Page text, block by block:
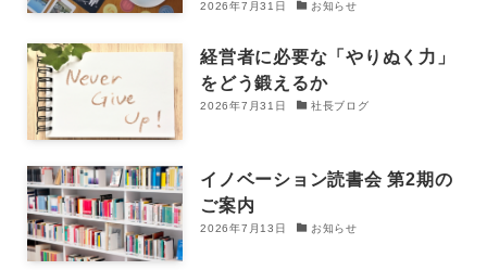
2026年7月31日 お知らせ
経営者に必要な「やりぬく力」
をどう鍛えるか
2026年7月31日 社長ブログ
イノベーション読書会 第2期の
ご案内
2026年7月13日 お知らせ